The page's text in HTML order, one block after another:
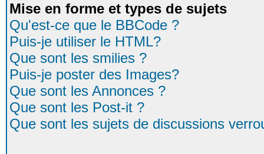
Mise en forme et types de sujets
Qu'est-ce que le BBCode ?
Puis-je utiliser le HTML?
Que sont les smilies ?
Puis-je poster des Images?
Que sont les Annonces ?
Que sont les Post-it ?
Que sont les sujets de discussions